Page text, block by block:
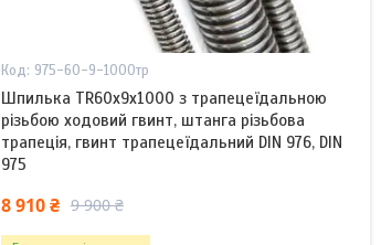
975-60-9-1000тр
Шпилька TR60x9х1000 з трапецеїдальною
різьбою ходовий гвинт, штанга різьбова
трапеція, гвинт трапецеїдальний DIN 976, DIN
975
8 910 ₴ 9 900 ₴